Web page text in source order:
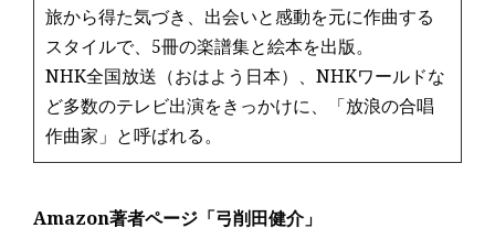
旅から得た気づき、出会いと感動を元に作曲する
スタイルで、5冊の楽譜集と絵本を出版。
NHK全国放送（おはよう日本）、NHKワールドな
ど多数のテレビ出演をきっかけに、「放浪の合唱
作曲家」と呼ばれる。
Amazon著者ページ「弓削田健介」